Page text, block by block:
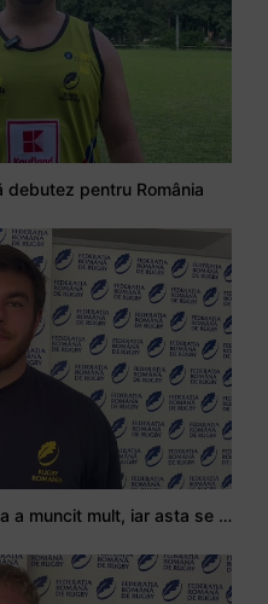
debutez pentru România
Stejarul Logan Weidner: Echipa a muncit mult, iar asta se va vedea în meciurile de la Nations Cup